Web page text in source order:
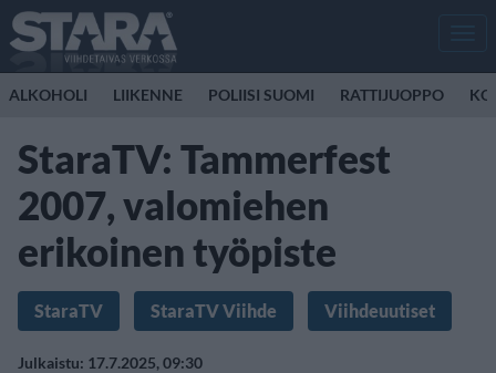
ALKOHOLI LIIKENNE POLIISI SUOMI RATTIJUOPPO
StaraTV: Tammerfest
2007, valomiehen
erikoinen työpiste
StaraTV StaraTV Viihde Viihdeuutiset
Julkaistu: 17.7.2025, 09:30